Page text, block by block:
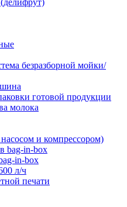
безразборной мойки/
готовой продукции
молока
и компрессором)
bag-in-box
in-box
л/ч
печати